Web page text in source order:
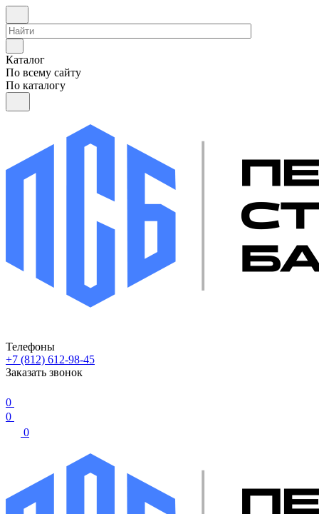
Каталог
По всему сайту
По каталогу
Телефоны
+7 (812) 612-98-45
Заказать звонок
0
0
0